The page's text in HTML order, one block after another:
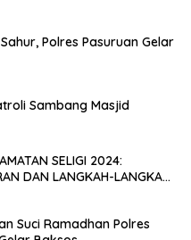
Polres Pasuruan Gelar
Sambang Masjid
SELIGI 2024:
DAN LANGKAH-LANGKAH
Suci Ramadhan Polres